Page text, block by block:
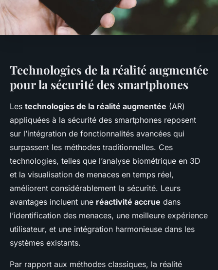
Technologies de la réalité augmentée
pour la sécurité des smartphones
Les technologies de la réalité augmentée (AR)
appliquées à la sécurité des smartphones reposent
sur l’intégration de fonctionnalités avancées qui
surpassent les méthodes traditionnelles. Ces
technologies, telles que l’analyse biométrique en 3D
et la visualisation de menaces en temps réel,
améliorent considérablement la sécurité. Leurs
avantages incluent une réactivité accrue dans
l’identification des menaces, une meilleure expérience
utilisateur, et une intégration harmonieuse dans les
systèmes existants.
Par rapport aux méthodes classiques, la réalité